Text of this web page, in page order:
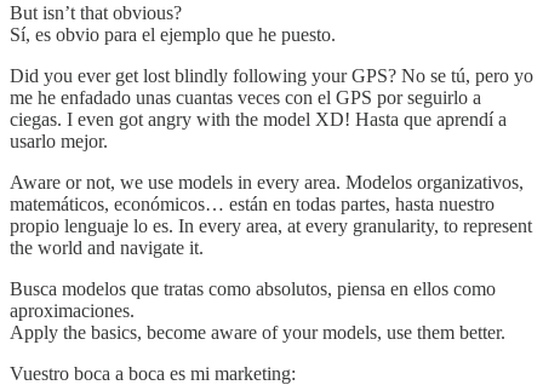
But isn’t that obvious?
Sí, es obvio para el ejemplo que he puesto.
Did you ever get lost blindly following your GPS? No se tú, pero yo
me he enfadado unas cuantas veces con el GPS por seguirlo a
ciegas. I even got angry with the model XD! Hasta que aprendí a
usarlo mejor.
Aware or not, we use models in every area. Modelos organizativos,
matemáticos, económicos… están en todas partes, hasta nuestro
propio lenguaje lo es. In every area, at every granularity, to represent
the world and navigate it.
Busca modelos que tratas como absolutos, piensa en ellos como
aproximaciones.
Apply the basics, become aware of your models, use them better.
Vuestro boca a boca es mi marketing: